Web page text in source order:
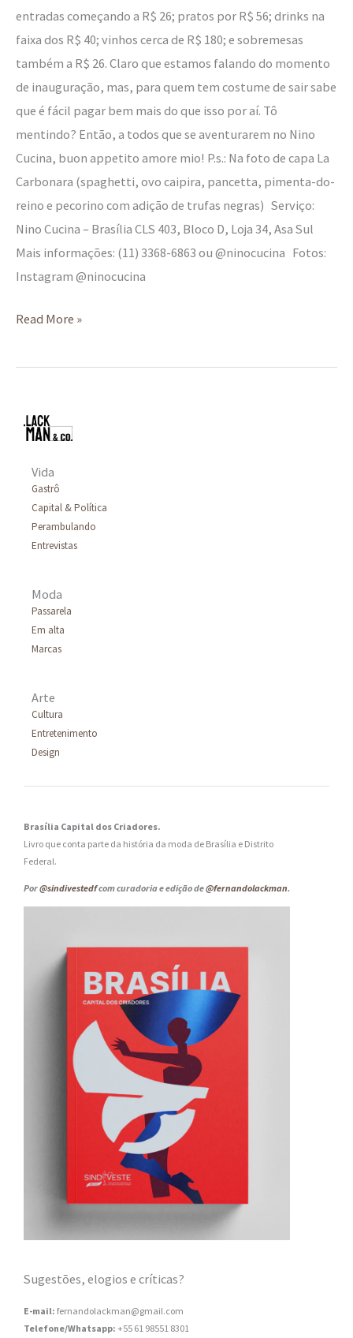
entradas começando a R$ 26; pratos por R$ 56; drinks na
faixa dos R$ 40; vinhos cerca de R$ 180; e sobremesas
também a R$ 26. Claro que estamos falando do momento
de inauguração, mas, para quem tem costume de sair sabe
que é fácil pagar bem mais do que isso por aí. Tô
mentindo? Então, a todos que se aventurarem no Nino
Cucina, buon appetito amore mio! P.s.: Na foto de capa La
Carbonara (spaghetti, ovo caipira, pancetta, pimenta-do-
reino e pecorino com adição de trufas negras) Serviço:
Nino Cucina – Brasília CLS 403, Bloco D, Loja 34, Asa Sul
Mais informações: (11) 3368-6863 ou @ninocucina Fotos:
Instagram @ninocucina
Read More »
Vida
Gastrô
Capital & Política
Perambulando
Entrevistas
Moda
Passarela
Em alta
Marcas
Arte
Cultura
Entretenimento
Design
Brasília Capital dos Criadores.
Livro que conta parte da história da moda de Brasília e Distrito
Federal.
Por@sindivestedfcom curadoria e edição de@fernandolackman.
Sugestões, elogios e críticas?
E-mail: fernandolackman@gmail.com
Telefone/Whatsapp: +55 61 98551 8301